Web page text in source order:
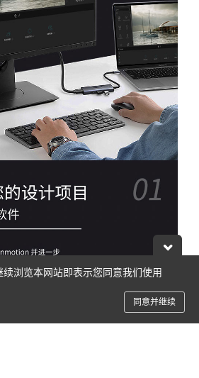
浏览本网站即表示您同意我们使用
同意并继续